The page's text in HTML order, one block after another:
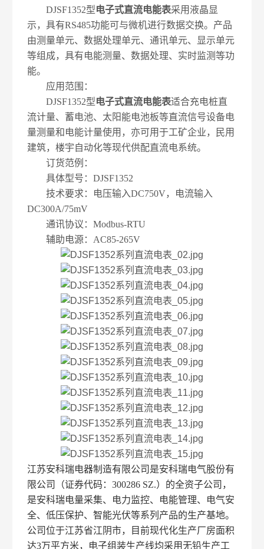
DJSF1352型电子式直流电能表采用液晶显
示，具有RS485功能可与微机进行数据交换。产品
由测量单元、数据处理单元、通讯单元、显示单元
等组成，具有电能测量、数据处理、实时监测等功
能。
应用范围：
DJSF1352型电子式直流电能表适合充电桩直
流计量、蓄电池、太阳能电池板等直流信号设备电
量测量和电能计量使用，亦可用于工矿企业，民用
建筑，楼宇自动化等现代供配直流电系统。
订货范例：
具体型号：DJSF1352
技术要求：电压输入DC750V，电流输入
DC300A/75mV
通讯协议：Modbus-RTU
辅助电源：AC85-265V
江苏安科瑞电器制造有限公司是安科瑞电气股份有
限公司（证券代码：300286 SZ.）的全资子公司，
是安科瑞电量采集、电力监控、电能管理、电气安
全、低压保护、智能光伏等系列产品的生产基地。
公司位于江苏省江阴市，目前现代化生产厂房面积
达3万平方米，电子组装生产线均采用无铅生产工